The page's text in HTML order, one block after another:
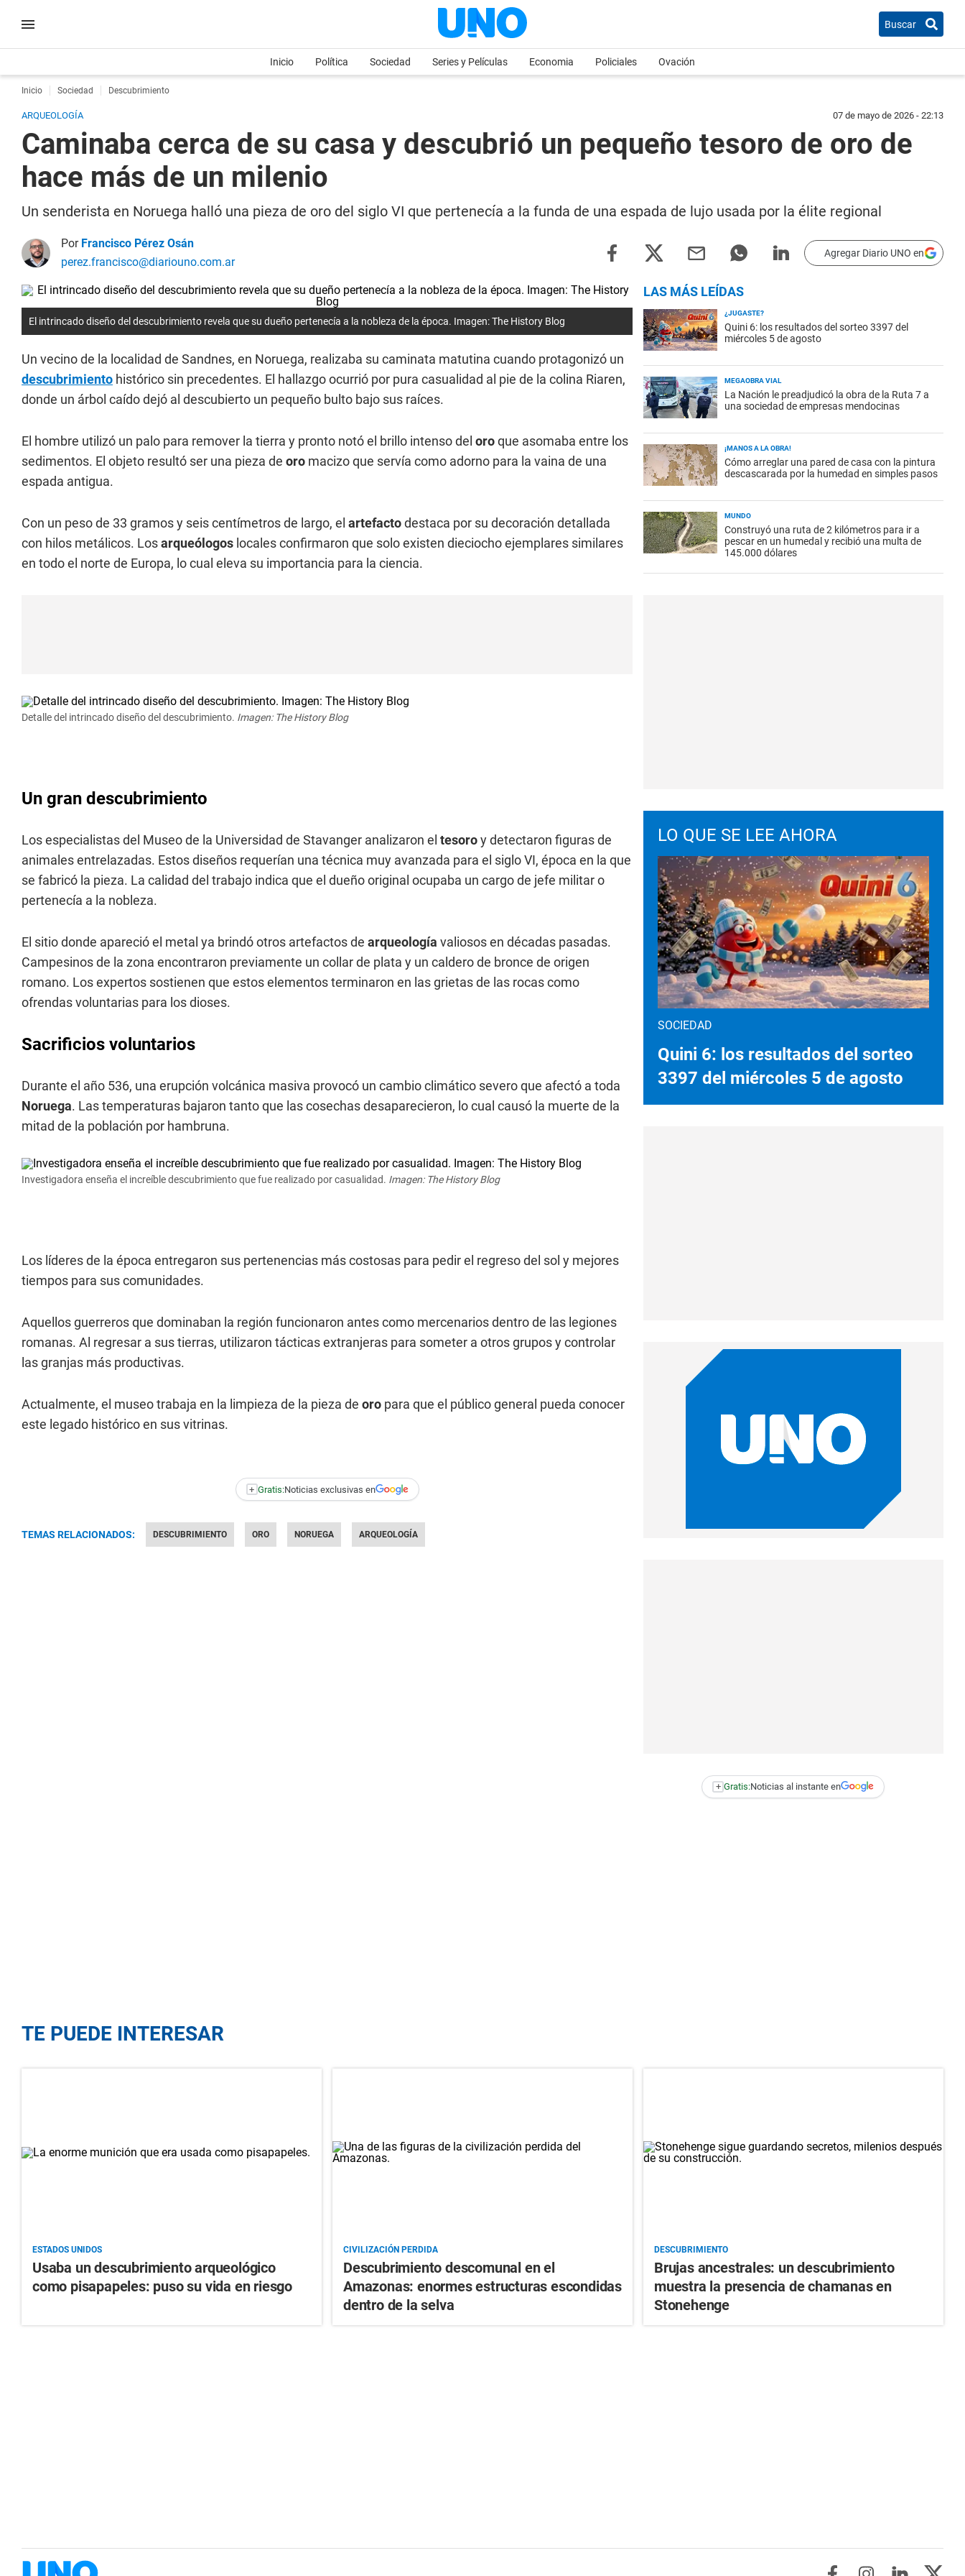
Buscar
Inicio Política Sociedad Series y Películas Economia Policiales Ovación
Inicio Sociedad Descubrimiento
ARQUEOLOGÍA 07 de mayo de 2026 - 22:13
Caminaba cerca de su casa y descubrió un pequeño tesoro de oro de
hace más de un milenio
Un senderista en Noruega halló una pieza de oro del siglo VI que pertenecía a la funda de una espada de lujo usada por la élite regional
Por Francisco Pérez Osán
perez.francisco@diariouno.com.ar
Agregar Diario UNO en
El intrincado diseño del descubrimiento revela que su dueño pertenecía a la nobleza de la época. Imagen: The History Blog
Un vecino de la localidad de Sandnes, en Noruega, realizaba su caminata matutina cuando protagonizó un
descubrimiento histórico sin precedentes. El hallazgo ocurrió por pura casualidad al pie de la colina Riaren,
donde un árbol caído dejó al descubierto un pequeño bulto bajo sus raíces.
El hombre utilizó un palo para remover la tierra y pronto notó el brillo intenso del oroque asomaba entre los
sedimentos. El objeto resultó ser una pieza de oro macizo que servía como adorno para la vaina de una
espada antigua.
Con un peso de 33 gramos y seis centímetros de largo, el artefactodestaca por su decoración detallada
con hilos metálicos. Losarqueólogos locales confirmaron que solo existen dieciocho ejemplares similares
en todo el norte de Europa, lo cual eleva su importancia para la ciencia.
Detalle del intrincado diseño del descubrimiento. Imagen: The History Blog
Un gran descubrimiento
Los especialistas del Museo de la Universidad de Stavanger analizaron el tesoroy detectaron figuras de
animales entrelazadas. Estos diseños requerían una técnica muy avanzada para el siglo VI, época en la que
se fabricó la pieza. La calidad del trabajo indica que el dueño original ocupaba un cargo de jefe militar o
pertenecía a la nobleza.
El sitio donde apareció el metal ya brindó otros artefactos de arqueología valiosos en décadas pasadas.
Campesinos de la zona encontraron previamente un collar de plata y un caldero de bronce de origen
romano. Los expertos sostienen que estos elementos terminaron en las grietas de las rocas como
ofrendas voluntarias para los dioses.
Sacrificios voluntarios
Durante el año 536, una erupción volcánica masiva provocó un cambio climático severo que afectó a toda
Noruega. Las temperaturas bajaron tanto que las cosechas desaparecieron, lo cual causó la muerte de la
mitad de la población por hambruna.
Investigadora enseña el increíble descubrimiento que fue realizado por casualidad. Imagen: The History Blog
Los líderes de la época entregaron sus pertenencias más costosas para pedir el regreso del sol y mejores
tiempos para sus comunidades.
Aquellos guerreros que dominaban la región funcionaron antes como mercenarios dentro de las legiones
romanas. Al regresar a sus tierras, utilizaron tácticas extranjeras para someter a otros grupos y controlar
las granjas más productivas.
Actualmente, el museo trabaja en la limpieza de la pieza de oro para que el público general pueda conocer
este legado histórico en sus vitrinas.
+ Gratis:Noticias exclusivas en
TEMAS RELACIONADOS: DESCUBRIMIENTO ORO NORUEGA ARQUEOLOGÍA
LAS MÁS LEÍDAS
¿JUGASTE?
Quini 6: los resultados del sorteo 3397 del
miércoles 5 de agosto
MEGAOBRA VIAL
La Nación le preadjudicó la obra de la Ruta 7 a
una sociedad de empresas mendocinas
¡MANOS A LA OBRA!
Cómo arreglar una pared de casa con la pintura
descascarada por la humedad en simples pasos
MUNDO
Construyó una ruta de 2 kilómetros para ir a
pescar en un humedal y recibió una multa de
145.000 dólares
LO QUE SE LEE AHORA
SOCIEDAD
Quini 6: los resultados del sorteo
3397 del miércoles 5 de agosto
+ Gratis:Noticias al instante en
TE PUEDE INTERESAR
ESTADOS UNIDOS
Usaba un descubrimiento arqueológico
como pisapapeles: puso su vida en riesgo
CIVILIZACIÓN PERDIDA
Descubrimiento descomunal en el
Amazonas: enormes estructuras escondidas
dentro de la selva
DESCUBRIMIENTO
Brujas ancestrales: un descubrimiento
muestra la presencia de chamanas en
Stonehenge